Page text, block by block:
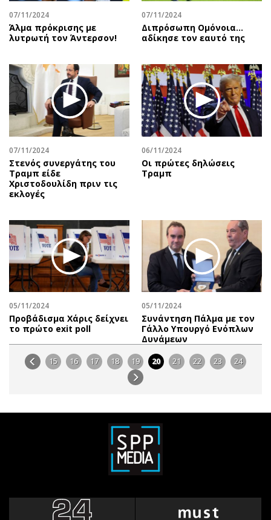
07/11/2024
Άλμα πρόκρισης με
λυτρωτή τον Άντερσον!
07/11/2024
Διπρόσωπη Ομόνοια…
αδίκησε τον εαυτό της
07/11/2024
Στενός συνεργάτης του
Τραμπ είδε
Χριστοδουλίδη πριν τις
εκλογές
06/11/2024
Οι πρώτες δηλώσεις
Τραμπ
05/11/2024
Προβάδισμα Χάρις δείχνει
το πρώτο exit poll
05/11/2024
Συνάντηση Πάλμα με τον
Γάλλο Υπουργό Ενόπλων
Δυνάμεων
15 16 17 18 19 20 21 22 23 24